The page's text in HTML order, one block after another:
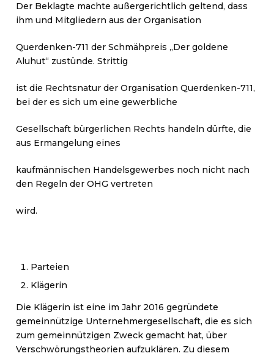
Der Beklagte machte außergerichtlich geltend, dass
ihm und Mitgliedern aus der Organisation
Querdenken-711 der Schmähpreis „Der goldene
Aluhut“ zustünde. Strittig
ist die Rechtsnatur der Organisation Querdenken-711,
bei der es sich um eine gewerbliche
Gesellschaft bürgerlichen Rechts handeln dürfte, die
aus Ermangelung eines
kaufmännischen Handelsgewerbes noch nicht nach
den Regeln der OHG vertreten
wird.
Parteien
Klägerin
Die Klägerin ist eine im Jahr 2016 gegründete
gemeinnützige Unternehmergesellschaft, die es sich
zum gemeinnützigen Zweck gemacht hat, über
Verschwörungstheorien aufzuklären. Zu diesem